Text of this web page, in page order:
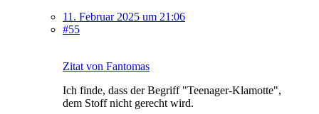
11. Februar 2025 um 21:06
#55
Zitat von Fantomas
Ich finde, dass der Begriff "Teenager-Klamotte",
dem Stoff nicht gerecht wird.